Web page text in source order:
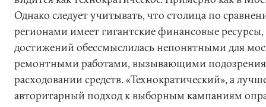
Однако следует учитывать, что столица по
регионами имеет гигантские финансовые
достижений обессмыслилась непонятными для
ремонтными работами, вызывающими
расходовании средств. «Технократический», а
авторитарный подход к выборным кампаниям